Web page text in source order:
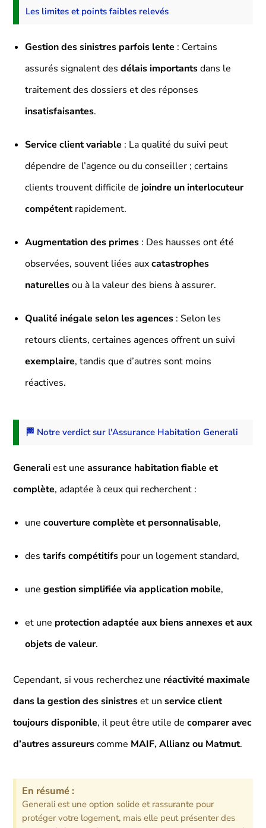
Les limites et points faibles relevés
Gestion des sinistres parfois lente : Certains
assurés signalent desdélais importantsdans le
traitement des dossiers et des réponses
insatisfaisantes.
Service client variable : La qualité du suivi peut
dépendre de l’agence ou du conseiller ; certains
clients trouvent difficile de joindre un interlocuteur
compétentrapidement.
Augmentation des primes : Des hausses ont été
observées, souvent liées auxcatastrophes
naturellesou à la valeur des biens à assurer.
Qualité inégale selon les agences : Selon les
retours clients, certaines agences offrent un suivi
exemplaire, tandis que d’autres sont moins
réactives.
🏁 Notre verdict sur l'Assurance Habitation Generali
Generaliest uneassurance habitation fiable et
complète, adaptée à ceux qui recherchent :
unecouverture complète et personnalisable,
destarifs compétitifs pour un logement standard,
unegestion simplifiée via application mobile,
et une protection adaptée aux biens annexes et aux
objets de valeur.
Cependant, si vous recherchez une réactivité maximale
dans la gestion des sinistreset unservice client
toujours disponible, il peut être utile decomparer avec
d’autres assureurscomme MAIF, Allianz ou Matmut.
En résumé :
Generali est une option solide et rassurante pour
protéger votre logement, mais elle peut présenter des